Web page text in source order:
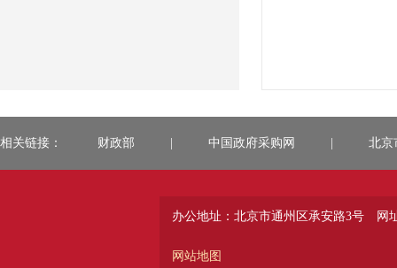
相关链接： 财政部 中国政府采购网 北京
办公地址：北京市通州区承安路3号
网站地图
网